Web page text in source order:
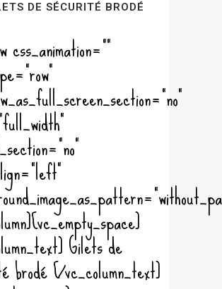
DE SÉCURITÉ BRODÉ
css_animation=""
Gilets de
brodé [/vc_column_text]